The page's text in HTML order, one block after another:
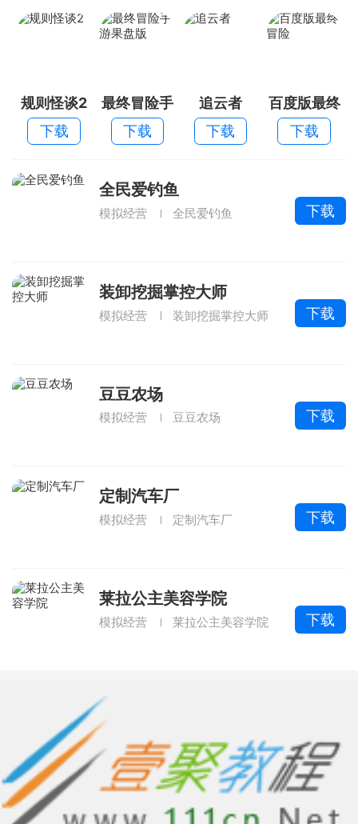
规则怪谈2
下载
最终冒险手
游果盘版
下载
追云者
下载
百度版最终
冒险
下载
全民爱钓鱼
模拟经营 全民爱钓鱼 下载
装卸挖掘掌控大师
模拟经营 装卸挖掘掌控大师 下载
豆豆农场
模拟经营 豆豆农场 下载
定制汽车厂
模拟经营 定制汽车厂 下载
莱拉公主美容学院
模拟经营 莱拉公主美容学院 下载